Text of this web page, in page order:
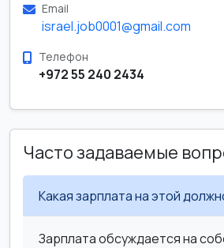
Email
israel.job0001@gmail.com
Телефон
+972 55 240 2434
Часто задаваемые
Какая зарплата на этой
Зарплата обсуждается на